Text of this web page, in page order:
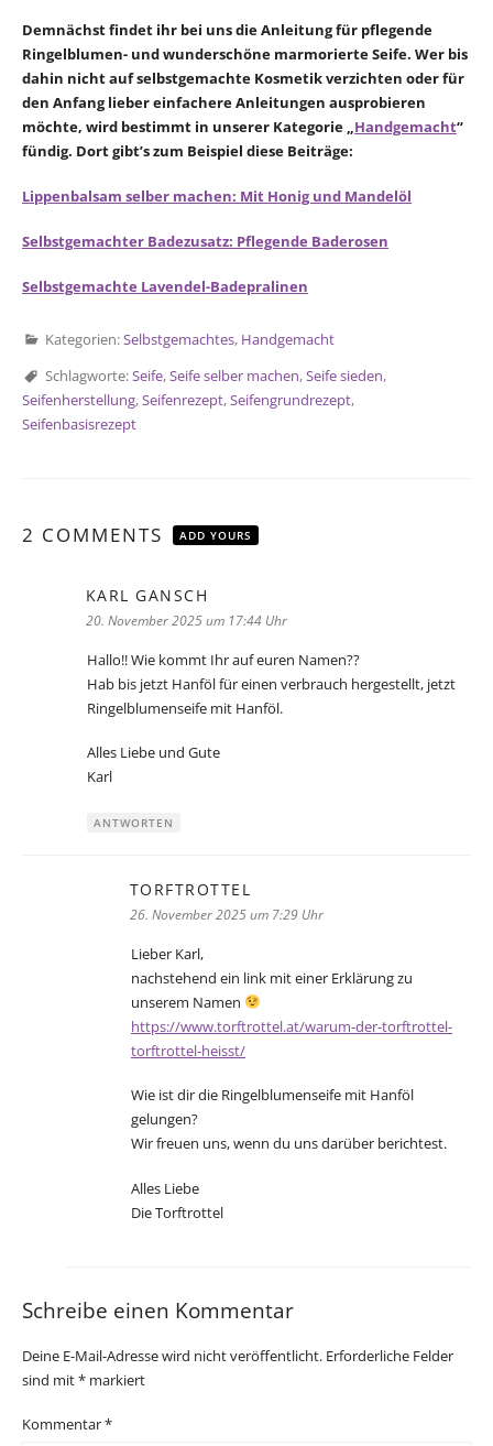
Demnächst findet ihr bei uns die Anleitung für pflegende
Ringelblumen- und wunderschöne marmorierte Seife. Wer bis
dahin nicht auf selbstgemachte Kosmetik verzichten oder für
den Anfang lieber einfachere Anleitungen ausprobieren
möchte, wird bestimmt in unserer Kategorie „Handgemacht“
fündig. Dort gibt’s zum Beispiel diese Beiträge:
Lippenbalsam selber machen: Mit Honig und Mandelöl
Selbstgemachter Badezusatz: Pflegende Baderosen
Selbstgemachte Lavendel-Badepralinen
Kategorien:Selbstgemachtes, Handgemacht
Schlagworte:Seife,Seife selber machen,Seife sieden,
Seifenherstellung,Seifenrezept,Seifengrundrezept,
Seifenbasisrezept
2 COMMENTS ADD YOURS
KARL GANSCH
20. November 2025 um 17:44 Uhr
Hallo!! Wie kommt Ihr auf euren Namen??
Hab bis jetzt Hanföl für einen verbrauch hergestellt, jetzt
Ringelblumenseife mit Hanföl.
Alles Liebe und Gute
Karl
ANTWORTEN
TORFTROTTEL
26. November 2025 um 7:29 Uhr
Lieber Karl,
nachstehend ein link mit einer Erklärung zu
unserem Namen
https://www.torftrottel.at/warum-der-torftrottel-
torftrottel-heisst/
Wie ist dir die Ringelblumenseife mit Hanföl
gelungen?
Wir freuen uns, wenn du uns darüber berichtest.
Alles Liebe
Die Torftrottel
Schreibe einen Kommentar
Deine E-Mail-Adresse wird nicht veröffentlicht. Erforderliche Felder
sind mit* markiert
Kommentar*